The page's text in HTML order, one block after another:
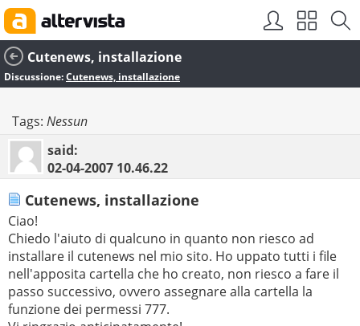
Cutenews, installazione
Discussione:Cutenews, installazione
Tags: Nessun
said:
02-04-2007 10.46.22
Cutenews, installazione
Ciao!
Chiedo l'aiuto di qualcuno in quanto non riesco ad
installare il cutenews nel mio sito. Ho uppato tutti i file
nell'apposita cartella che ho creato, non riesco a fare il
passo successivo, ovvero assegnare alla cartella la
funzione dei permessi 777.